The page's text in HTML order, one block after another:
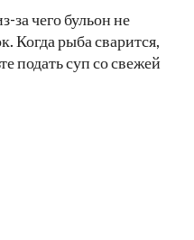
за чего бульон не
Когда рыба сварится,
подать суп со свежей